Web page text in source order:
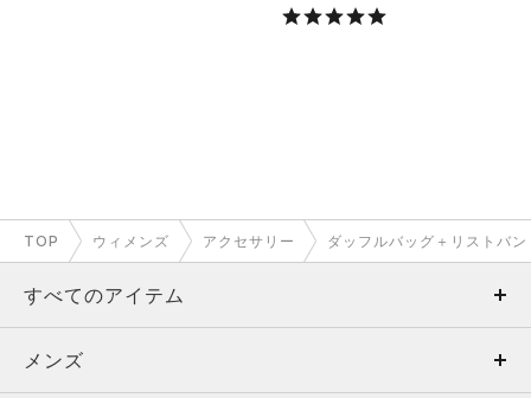
TOP ウィメンズ アクセサリー ダッフルバッグ＋リストバ
すべてのアイテム
メンズ
メンズ